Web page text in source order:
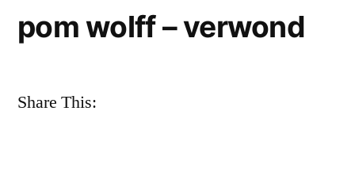
pom wolff – verwond
Share This: